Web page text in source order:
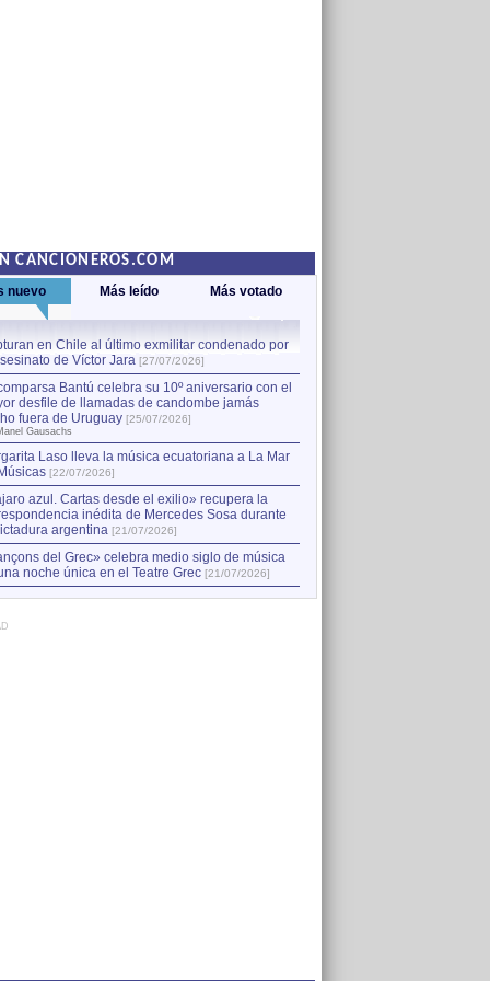
CANCIONEROS.COM
nuevo Más leído Más votado
en Chile al último exmilitar condenado por
de Víctor Jara [27/07/2026]
Bantú celebra su 10º aniversario con el
desfile de llamadas de candombe jamás
fuera de Uruguay [25/07/2026]
Gausachs
Laso lleva la música ecuatoriana a La Mar
[22/07/2026]
azul. Cartas desde el exilio» recupera la
inédita de Mercedes Sosa durante
argentina [21/07/2026]
del Grec» celebra medio siglo de música
noche única en el Teatre Grec [21/07/2026]